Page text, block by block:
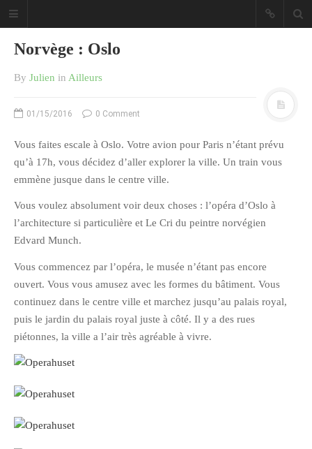
CATÉGORIES
Ailleurs
Créa
Ma Vie.com
Miaaam!
Pix&Music
Vendredi Cinéma
Norvège : Oslo
By Julien in Ailleurs
01/15/2016 0 Comment
Vous faites escale à Oslo. Votre avion pour Paris n’étant prévu
qu’à 17h, vous décidez d’aller explorer la ville. Un train vous
emmène jusque dans le centre ville.
Vous voulez absolument voir deux choses : l’opéra d’Oslo à
l’architecture si particulière et Le Cri du peintre norvégien
Edvard Munch.
Vous commencez par l’opéra, le musée n’étant pas encore
ouvert. Vous vous amusez avec les formes du bâtiment. Vous
continuez dans le centre ville et marchez jusqu’au palais royal,
puis le jardin du palais royal juste à côté. Il y a des rues
piétonnes, la ville a l’air très agréable à vivre.